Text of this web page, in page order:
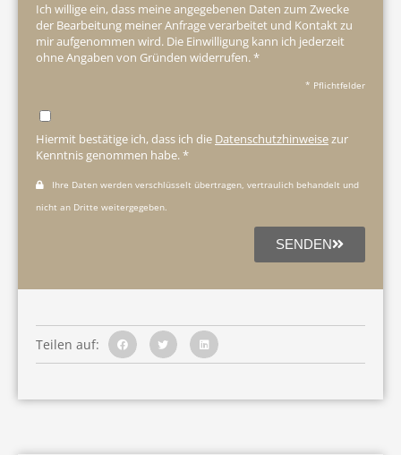
Ich willige ein, dass meine angegebenen Daten zum Zwecke
der Bearbeitung meiner Anfrage verarbeitet und Kontakt zu
mir aufgenommen wird. Die Einwilligung kann ich jederzeit
ohne Angaben von Gründen widerrufen. *
* Pflichtfelder
Hiermit bestätige ich, dass ich die Datenschutzhinweisezur
Kenntnis genommen habe. *
Ihre Daten werden verschlüsselt übertragen, vertraulich behandelt und
nicht an Dritte weitergegeben.
SENDEN
Teilen auf: